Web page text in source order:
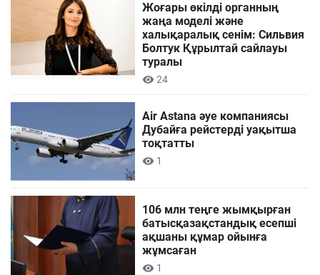
Жоғары өкілді органның
жаңа моделі және
халықаралық сенім: Сильвия
Болтук Құрылтай сайлауы
туралы
24
Air Astana әуе компаниясы
Дубайға рейстерді уақытша
тоқтатты
1
106 млн теңге жымқырған
батысқазақстандық есепші
ақшаны құмар ойынға
жұмсаған
1